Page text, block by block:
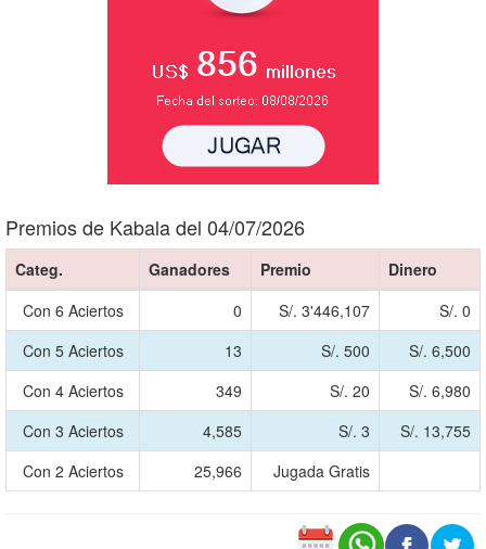
Premios de Kabala del 04/07/2026
Categ. Ganadores Premio
Dinero
Con 6 Aciertos
0 S/. 3'446,107
S/. 0
Con 5 Aciertos
13 S/. 500
S/. 6,500
Con 4 Aciertos
349 S/. 20
S/. 6,980
Con 3 Aciertos
4,585 S/. 3
S/. 13,755
Con 2 Aciertos
25,966 Jugada Gratis